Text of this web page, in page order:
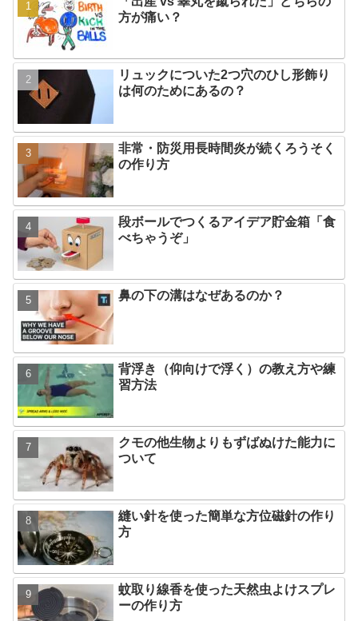
方が痛い？
リュックについた2つ穴のひし形飾り
は何のためにあるの？
非常・防災用長時間炎が続くろうそく
の作り方
段ボールでつくるアイデア貯金箱「食
べちゃうぞ」
鼻の下の溝はなぜあるのか？
背浮き（仰向けで浮く）の教え方や練
習方法
クモの他生物よりもずばぬけた能力に
ついて
縫い針を使った簡単な方位磁針の作り
方
蚊取り線香を使った天然虫よけスプレ
ーの作り方